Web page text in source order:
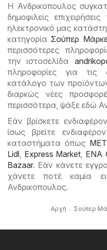
Η Ανδρικοπουλος
δημοφιλείς
ηλεκτρονικό μας
κατηγορία Σούπερ
περισσότερες
την ιστοσελίδα
πληροφορίες για
κατάλογο των
διαρκώς νέες
περισσότερα, ψάξε εδώ
Εάν βρίσκετε
ίσως βρείτε
καταστήματα όπως
Lidl Express Market ENA
Bazaar. Εάν κάνετε
χάνετε ποτέ καμία
Ανδρικοπουλος.
Αρχή Σούπερ